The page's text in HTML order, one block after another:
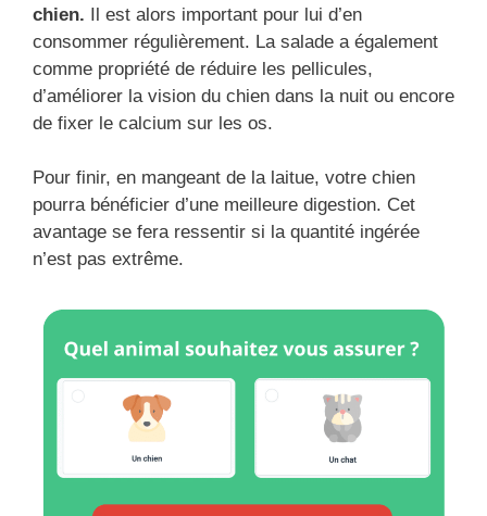
chien. Il est alors important pour lui d’en
consommer régulièrement. La salade a également
comme propriété de réduire les pellicules,
d’améliorer la vision du chien dans la nuit ou encore
de fixer le calcium sur les os.
Pour finir, en mangeant de la laitue, votre chien
pourra bénéficier d’une meilleure digestion. Cet
avantage se fera ressentir si la quantité ingérée
n’est pas extrême.